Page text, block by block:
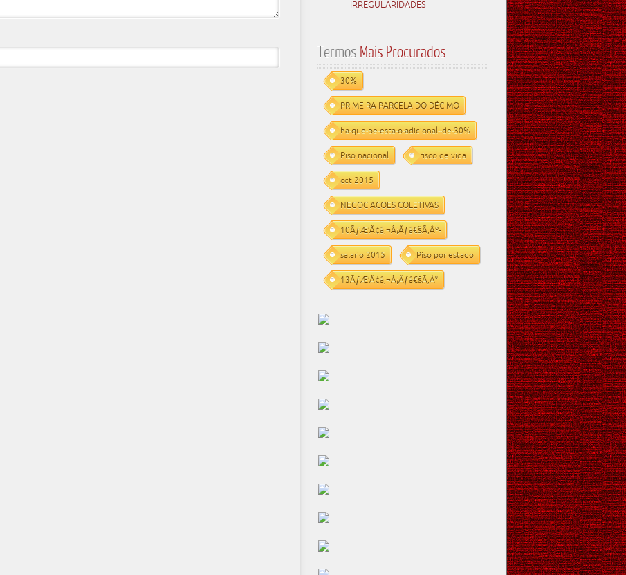
IRREGULARIDADES
Termos Mais Procurados
30%
PRIMEIRA PARCELA DO DÉCIMO
ha-que-pe-esta-o-adicional--de-30%
Piso nacional risco de vida
cct 2015
NEGOCIACOES COLETIVAS
10ÃƒÆ’Ã¢â‚¬Å¡Ãƒâ€šÃ‚Âº-
salario 2015 Piso por estado
13ÃƒÆ’Ã¢â‚¬Å¡Ãƒâ€šÃ‚Â°